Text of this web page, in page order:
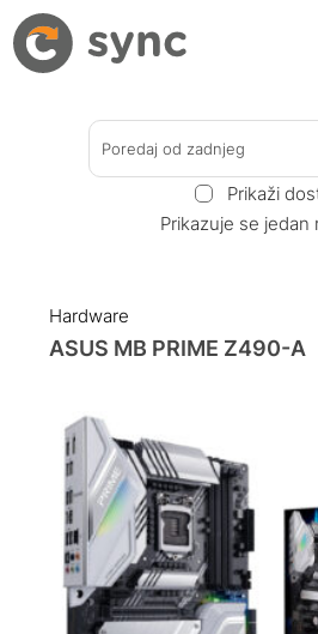
Poredaj od zadnjeg
Prikaži
Prikazuje se jedan
Hardware
ASUS MB PRIME Z490-A